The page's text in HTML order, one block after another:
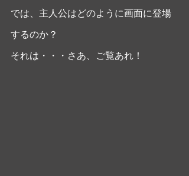
では、主人公はどのように画面に登場
するのか？
それは・・・さあ、ご覧あれ！